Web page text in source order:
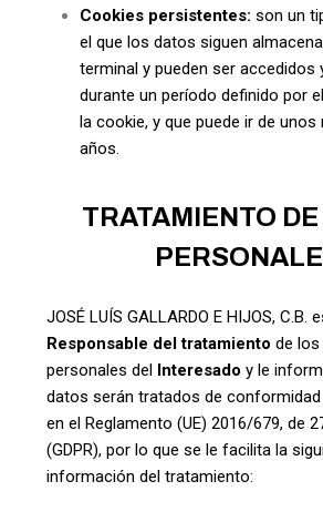
Cookies persistentes: son un
el que los datos siguen
terminal y pueden ser accedidos
durante un período definido por
la cookie, y que puede ir de
años.
TRATAMIENTO DE
JOSÉ LUÍS GALLARDO E HIJOS, C.B.
Responsable del tratamiento de
personales del Interesado y le
datos serán tratados de
en el Reglamento (UE) 2016/679, de
(GDPR), por lo que se le facilita la
información del tratamiento: